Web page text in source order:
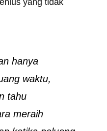
hanya
waktu,
tahu
meraih